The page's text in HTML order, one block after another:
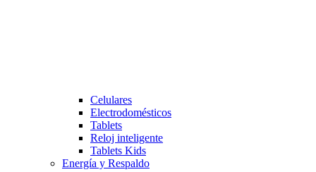
Celulares
Electrodomésticos
Tablets
Reloj inteligente
Tablets Kids
Energía y Respaldo